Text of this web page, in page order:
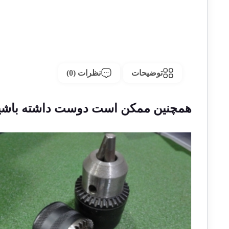
توضیحات نظرات (0)
همچنین ممکن است دوست داشته